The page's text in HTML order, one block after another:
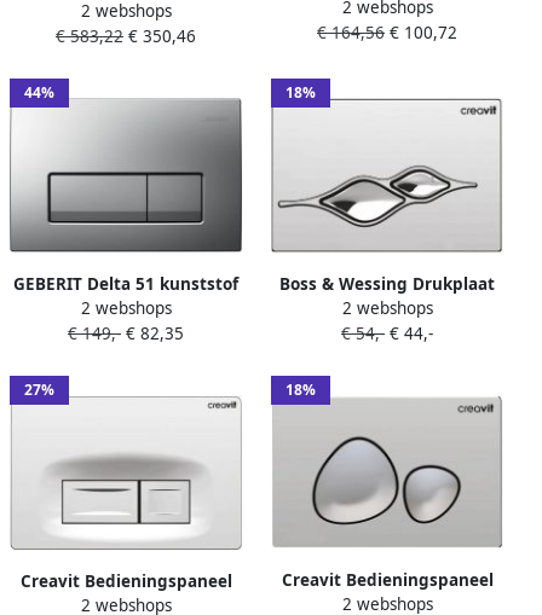
bedieningsplaat
duospoeltechniek incl.
geborsteld 9.240.830
2 webshops
€ 583,22 € 350,46
20 bedieningspaneel
chroom mat-chroom chroom
(UP720) en 12cm (UP320)
2 webshops
€ 164,56 € 100,72
44%
GEBERIT Delta 51 kunststof
bedieningspaneel met
dubbele spoeling. Geschikt
matchroom 115105461
2 webshops
€ 149,- € 82,35
18%
Boss & Wessing Drukplaat
BWS Ufo TBV BWS GR5003
Chroom
2 webshops
€ 54,- € 44,-
27%
Creavit Bedieningspaneel
rechthoekige knoppen
2 webshops
18%
Creavit Bedieningspaneel
organische vorm knoppen
2 webshops